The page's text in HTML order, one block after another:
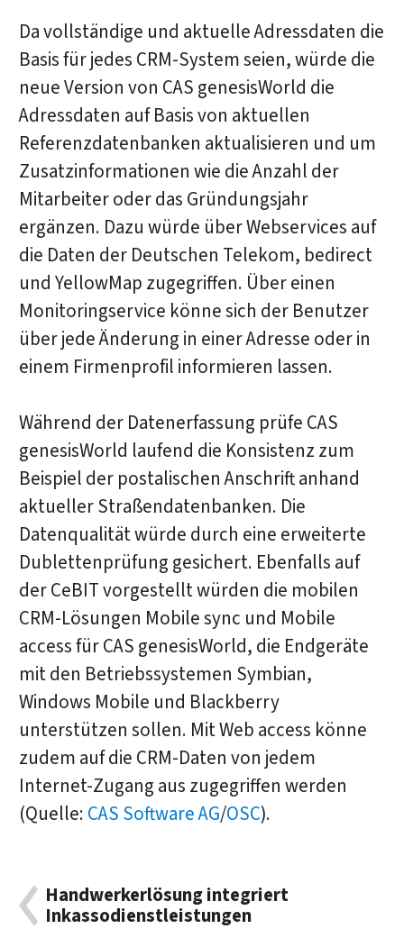
Da vollständige und aktuelle Adressdaten die
Basis für jedes CRM-System seien, würde die
neue Version von CAS genesisWorld die
Adressdaten auf Basis von aktuellen
Referenzdatenbanken aktualisieren und um
Zusatzinformationen wie die Anzahl der
Mitarbeiter oder das Gründungsjahr
ergänzen. Dazu würde über Webservices auf
die Daten der Deutschen Telekom, bedirect
und YellowMap zugegriffen. Über einen
Monitoringservice könne sich der Benutzer
über jede Änderung in einer Adresse oder in
einem Firmenprofil informieren lassen.
Während der Datenerfassung prüfe CAS
genesisWorld laufend die Konsistenz zum
Beispiel der postalischen Anschrift anhand
aktueller Straßendatenbanken. Die
Datenqualität würde durch eine erweiterte
Dublettenprüfung gesichert. Ebenfalls auf
der CeBIT vorgestellt würden die mobilen
CRM-Lösungen Mobile sync und Mobile
access für CAS genesisWorld, die Endgeräte
mit den Betriebssystemen Symbian,
Windows Mobile und Blackberry
unterstützen sollen. Mit Web access könne
zudem auf die CRM-Daten von jedem
Internet-Zugang aus zugegriffen werden
(Quelle: CAS Software AG/OSC).
Handwerkerlösung integriert
Inkassodienstleistungen